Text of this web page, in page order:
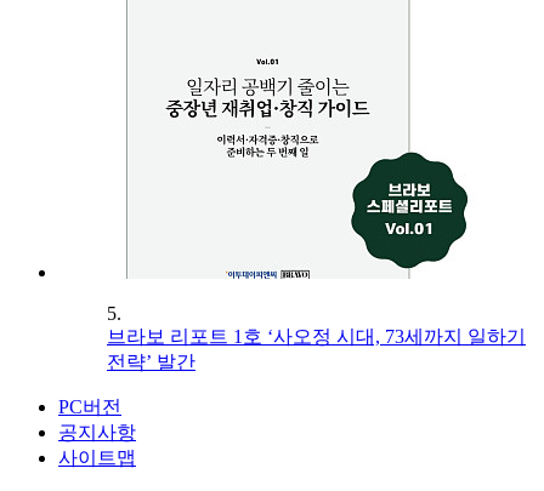
5.
브라보 리포트 1호 ‘사오정 시대, 73세까지 일하기
전략’ 발간
PC버전
공지사항
사이트맵